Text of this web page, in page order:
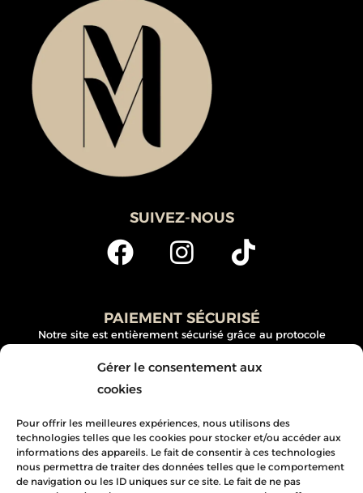
Gérer le consentement aux
cookies
Pour offrir les meilleures expériences, nous utilisons des
technologies telles que les cookies pour stocker et/ou accéder aux
informations des appareils. Le fait de consentir à ces technologies
nous permettra de traiter des données telles que le comportement
de navigation ou les ID uniques sur ce site. Le fait de ne pas
SUIVEZ-NOUS
PAIEMENT SÉCURISÉ
Notre site est entièrement sécurisé grâce au protocole
sécurité, vos données personnelles et bancaires sont
Mentions légales